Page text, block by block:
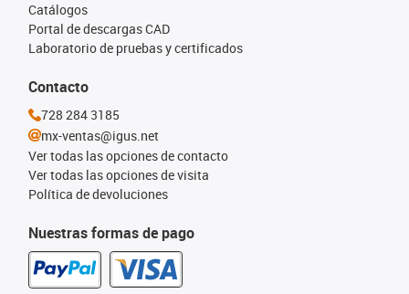
Nuestras formas de pago
Catálogos
Portal de descargas CAD
Laboratorio de pruebas y certificados
Contacto
728 284 3185
mx-ventas@igus.net
Ver todas las opciones de contacto
Ver todas las opciones de visita
Política de devoluciones